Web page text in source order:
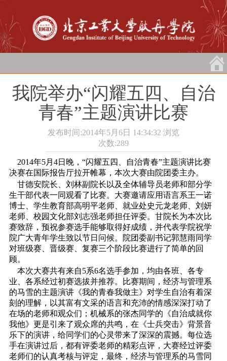
我院举办“闪耀五四、自治
青春”主题演讲比赛
发布时间:2014年5月6日 14:34:32 浏览
次数:289
2014年5月4日 晚，“闪耀五四、自治青春”主题演讲比赛
决赛在国际报告厅拉开帷幕，本次大赛由院团委主办。
甘德安院长、刘林副院长以及全体辅导员老师和部分学
生干部代表一同观看了比赛。大赛邀请应用语言系王一诺
博士、学生教育部高明平老师、就业处史元龙老师、刘妍
老师、校园文化部刘志强老师担任评委。甘院长为本次比
赛致辞，预祝参赛选手能够取得好成绩，并代表学院祝学
院广大青年学生致以节日问候。院团委副书记郭慧雨同学
对班级赛、晋级赛、复赛三个阶段比赛进行了简单的回
顾。
本次大赛共有来自5系6名选手参加，均由各班、各专
业、各系经过初赛选拔并推荐。比赛期间，经济与管理系
的马雪的主题演讲《我的青春我做主》对学生自治有着深
刻的理解，以其富有文采的语言和充沛的情感深深打动了
在场的老师和观众们；机械系的张杰同学的《自治成就你
我他》更是引来了观众席的共鸣，在《士兵突击》背景音
乐下的演讲，给同学们的心灵带来了深深的震撼。每位选
手在演讲过后，都有评委老师的精彩点评，大赛经过评委
老师们的认真考核与评定，最终，经济与管理系的马雪同